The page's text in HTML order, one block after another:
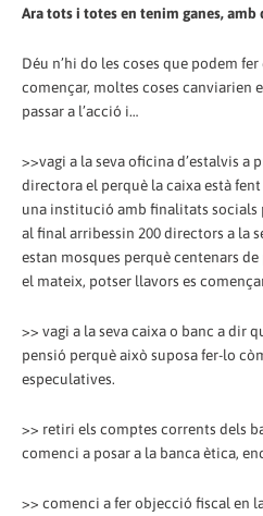
Ara tots i totes en tenim ganes, amb
Déu n’hi do les coses que podem
començar, moltes coses canviarien
passar a l’acció i…
>>vagi a la seva oficina d’estalvis a
directora el perquè la caixa està
una institució amb finalitats socials
al final arribessin 200 directors a la
estan mosques perquè centenars
el mateix, potser llavors es
>> vagi a la seva caixa o banc a dir
pensió perquè això suposa fer-lo
especulatives.
>> retiri els comptes corrents dels
comenci a posar a la banca ètica,
>> comenci a fer objecció fiscal en